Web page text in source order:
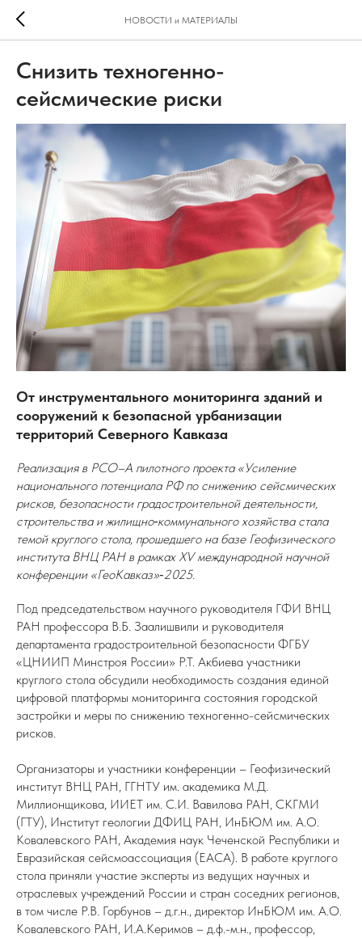
НОВОСТИ и МАТЕРИАЛЫ
Снизить техногенно-
сейсмические риски
От инструментального мониторинга зданий и
сооружений к безопасной урбанизации
территорий Северного Кавказа
Реализация в РСО–А пилотного проекта «Усиление
национального потенциала РФ по снижению сейсмических
рисков, безопасности градостроительной деятельности,
строительства и жилищно‑коммунального хозяйства стала
темой круглого стола, прошедшего на базе Геофизического
института ВНЦ РАН в рамках XV международной научной
конференции «ГеоКавказ»‑2025.
Под председательством научного руководителя ГФИ ВНЦ
РАН профессора В.Б. Заалишвили и руководителя
департамента градостроительной безопасности ФГБУ
«ЦНИИП Минстроя России» Р.Т. Акбиева участники
круглого стола обсудили необходимость создания единой
цифровой платформы мониторинга состояния городской
застройки и меры по снижению техногенно-сейсмических
рисков.
Организаторы и участники конференции – Геофизический
институт ВНЦ РАН, ГГНТУ им. академика М.Д.
Миллионщикова, ИИЕТ им. С.И. Вавилова РАН, СКГМИ
(ГТУ), Институт геологии ДФИЦ РАН, ИнБЮМ им. А.О.
Ковалевского РАН, Академия наук Чеченской Республики и
Евразийская сейсмоассоциация (ЕАСА). В работе круглого
стола приняли участие эксперты из ведущих научных и
отраслевых учреждений России и стран соседних регионов,
в том числе Р.В. Горбунов – д.г.н., директор ИнБЮМ им. А.О.
Ковалевского РАН, И.А.Керимов – д.ф.-м.н., профессор,